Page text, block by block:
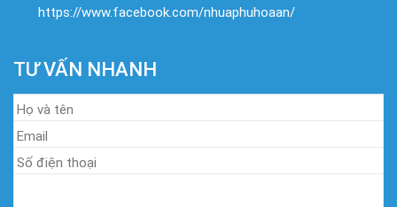
https://www.facebook.com/nhuaphuhoaan/
TƯ VẤN NHANH